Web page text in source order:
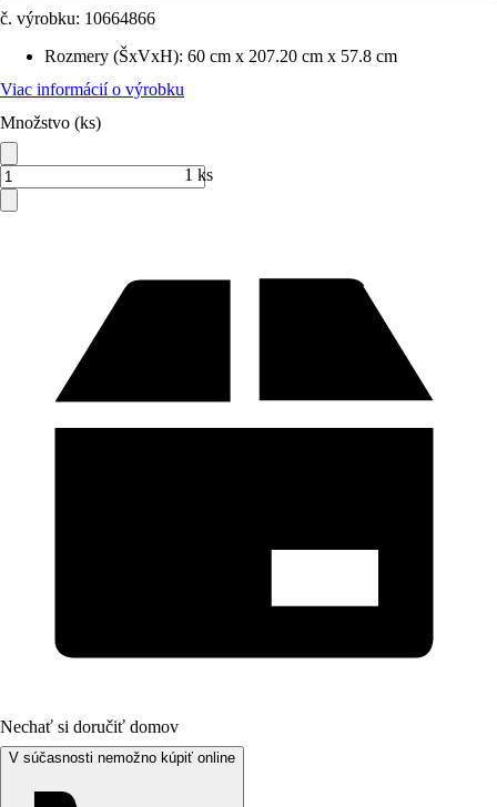
č. výrobku: 10664866
Rozmery (ŠxVxH): 60 cm x 207.20 cm x 57.8 cm
Viac informácií o výrobku
Množstvo (ks)
1 ks
Nechať si doručiť domov
V súčasnosti nemožno kúpiť online